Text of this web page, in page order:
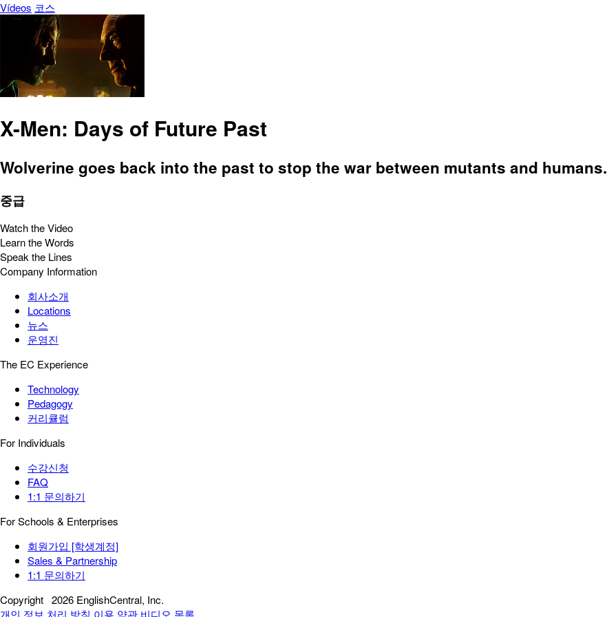
Vídeos 코스
X-Men: Days of Future Past
Wolverine goes back into the past to stop the war between mutants and humans.
중급
Watch the Video
Learn the Words
Speak the Lines
Company Information
회사소개
Locations
뉴스
운영진
The EC Experience
Technology
Pedagogy
커리큘럼
For Individuals
수강신청
FAQ
1:1 문의하기
For Schools & Enterprises
회원가입 [학생계정]
Sales & Partnership
1:1 문의하기
Copyright 2026 EnglishCentral, Inc.